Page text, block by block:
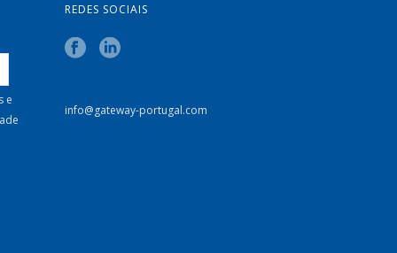
e
REDES SOCIAIS
info@gateway-portugal.com